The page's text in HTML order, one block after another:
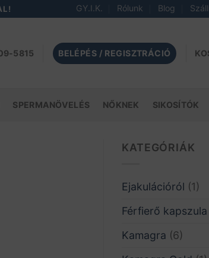
GY.I.K. Rólunk Blog
5815 BELÉPÉS / REGISZTRÁCIÓ
SPERMANÖVELÉS NŐKNEK SIKOSÍTÓK
KATEGÓRIÁK
Ejakulációról (1)
Férfierő kapszula
Kamagra (6)